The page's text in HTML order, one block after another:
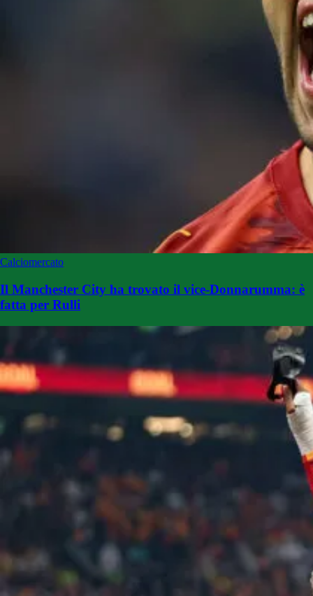
Calciomercato
Il Manchester City ha trovato il vice-Donnarumma: è
fatta per Rulli